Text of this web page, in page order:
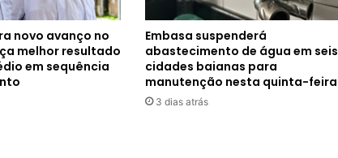
novo avanço no
melhor resultado
em sequência
Embasa suspenderá
abastecimento de água em seis
cidades baianas para
manutenção nesta quinta-feira
3 dias atrás